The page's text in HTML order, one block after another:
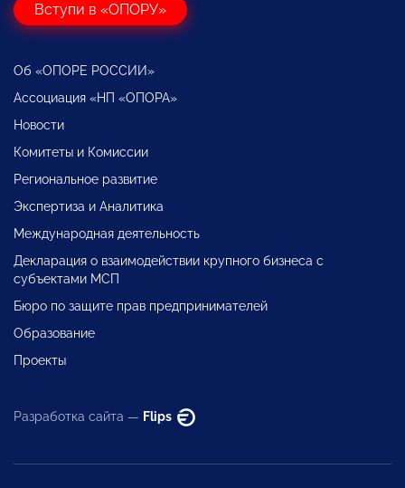
Вступи в «ОПОРУ»
Об «ОПОРЕ РОССИИ»
Ассоциация «НП «ОПОРА»
Новости
Комитеты и Комиссии
Региональное развитие
Экспертиза и Аналитика
Международная деятельность
Декларация о взаимодействии крупного бизнеса с
субъектами МСП
Бюро по защите прав предпринимателей
Образование
Проекты
Разработка сайта — Flips